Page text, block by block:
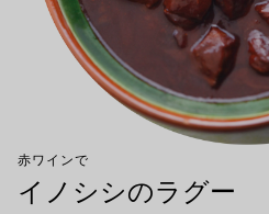
赤ワインで
イノシシのラグー